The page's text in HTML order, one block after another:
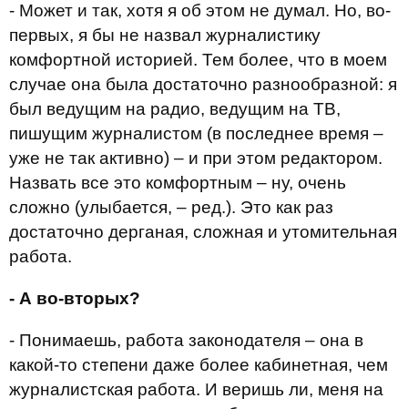
- Может и так, хотя я об этом не думал. Но, во-
первых, я бы не назвал журналистику
комфортной историей. Тем более, что в моем
случае она была достаточно разнообразной: я
был ведущим на радио, ведущим на ТВ,
пишущим журналистом (в последнее время –
уже не так активно) – и при этом редактором.
Назвать все это комфортным – ну, очень
сложно (улыбается, – ред.). Это как раз
достаточно дерганая, сложная и утомительная
работа.
- А во-вторых?
- Понимаешь, работа законодателя – она в
какой-то степени даже более кабинетная, чем
журналистская работа. И веришь ли, меня на